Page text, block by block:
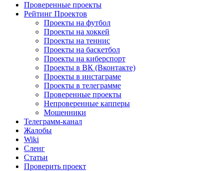
Проверенные проекты
Рейтинг Проектов
Проекты на футбол
Проекты на хоккей
Проекты на теннис
Проекты на баскетбол
Проекты на киберспорт
Проекты в ВК (Вконтакте)
Проекты в инстаграме
Проекты в телеграмме
Проверенные проекты
Непроверенные капперы
Мошенники
Телеграмм-канал
Жалобы
Wiki
Сленг
Статьи
Проверить проект